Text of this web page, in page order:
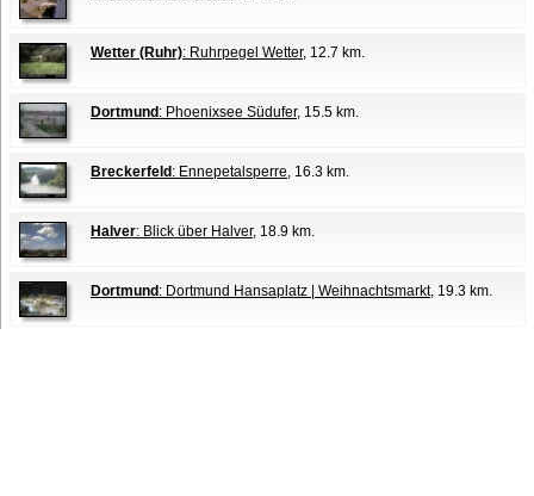
Wetter (Ruhr): Ruhrpegel Wetter, 12.7 km.
Dortmund: Phoenixsee Südufer, 15.5 km.
Breckerfeld: Ennepetalsperre , 16.3 km.
Halver: Blick über Halver, 18.9 km.
Dortmund: Dortmund Hansaplatz | Weihnachtsmarkt, 19.3 km.